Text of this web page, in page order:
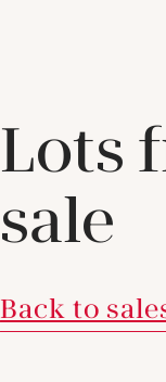
Lots
sale
Back to